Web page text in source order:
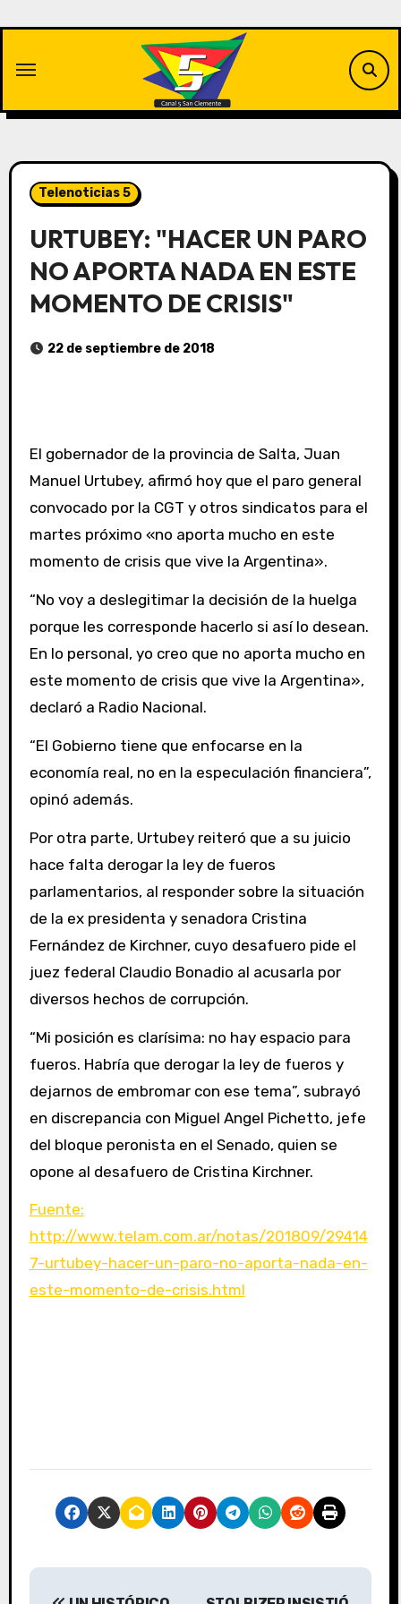
contenido
Telenoticias 5
URTUBEY: "HACER UN PARO
NO APORTA NADA EN ESTE
MOMENTO DE CRISIS"
22 de septiembre de 2018
El gobernador de la provincia de Salta, Juan
Manuel Urtubey, afirmó hoy que el paro general
convocado por la CGT y otros sindicatos para el
martes próximo «no aporta mucho en este
momento de crisis que vive la Argentina».
“No voy a deslegitimar la decisión de la huelga
porque les corresponde hacerlo si así lo desean.
En lo personal, yo creo que no aporta mucho en
este momento de crisis que vive la Argentina»,
declaró a Radio Nacional.
“El Gobierno tiene que enfocarse en la
economía real, no en la especulación financiera”,
opinó además.
Por otra parte, Urtubey reiteró que a su juicio
hace falta derogar la ley de fueros
parlamentarios, al responder sobre la situación
de la ex presidenta y senadora Cristina
Fernández de Kirchner, cuyo desafuero pide el
juez federal Claudio Bonadio al acusarla por
diversos hechos de corrupción.
“Mi posición es clarísima: no hay espacio para
fueros. Habría que derogar la ley de fueros y
dejarnos de embromar con ese tema”, subrayó
en discrepancia con Miguel Angel Pichetto, jefe
del bloque peronista en el Senado, quien se
opone al desafuero de Cristina Kirchner.
Fuente:
http://www.telam.com.ar/notas/201809/29414
7-urtubey-hacer-un-paro-no-aporta-nada-en-
este-momento-de-crisis.html
N